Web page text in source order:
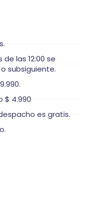
las 12:00 se
subsiguiente.
$ 4.990
es gratis.